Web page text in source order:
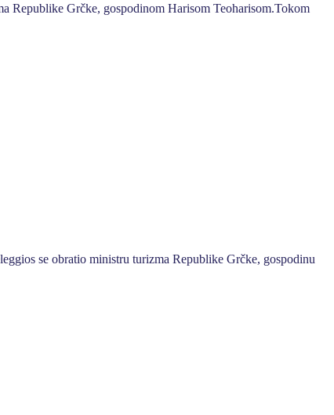
Republike Grčke, gospodinom Harisom Teoharisom.Tokom
se obratio ministru turizma Republike Grčke, gospodinu